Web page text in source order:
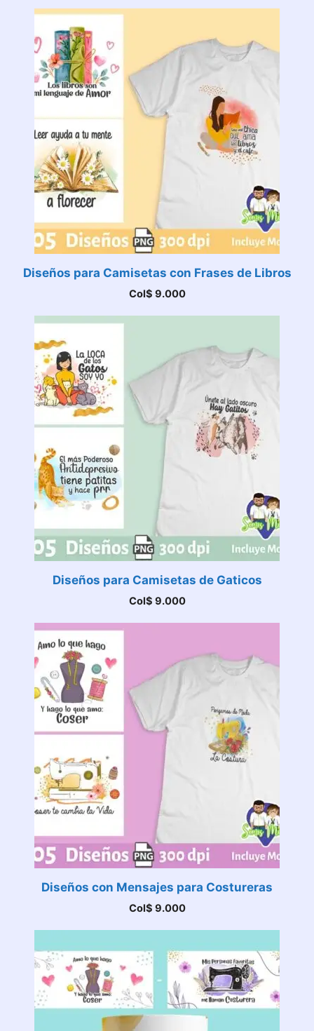
Diseños para Camisetas con Frases de Libros
Col$ 9.000
Diseños para Camisetas de Gaticos
Col$ 9.000
Diseños con Mensajes para Costureras
Col$ 9.000